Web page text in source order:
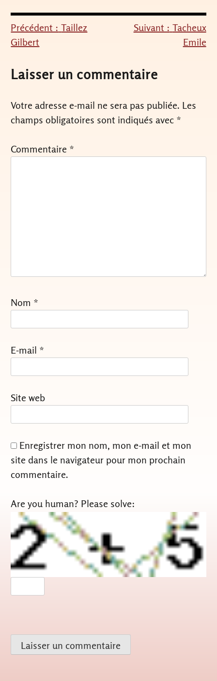
Navigation
de
l’article
Précédent : Taillez
Gilbert
Suivant : Tacheux
Emile
Laisser un commentaire
Votre adresse e-mail ne sera pas publiée. Les
champs obligatoires sont indiqués avec *
Commentaire *
Nom *
E-mail *
Site web
Enregistrer mon nom, mon e-mail et mon
site dans le navigateur pour mon prochain
commentaire.
Are you human? Please solve: